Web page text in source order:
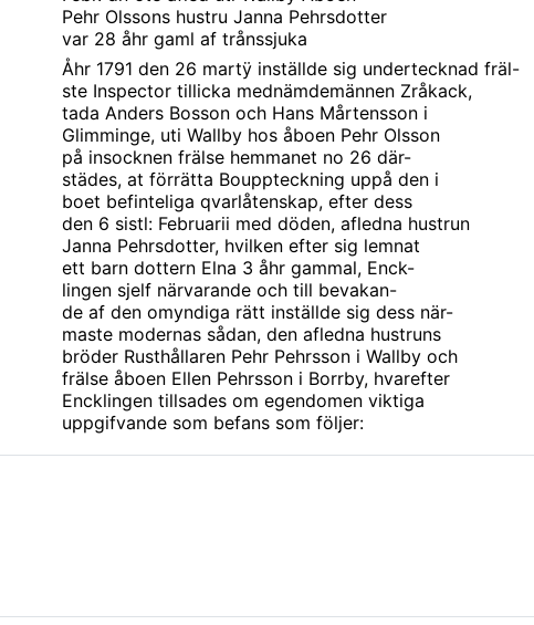
Pehr Olssons hustru Janna Pehrsdotter
var 28 åhr gaml af trånssjuka
Åhr 1791 den 26 martÿ inställde sig undertecknad fräl-
ste Inspector tillicka mednämdemännen Zråkack,
tada Anders Bosson och Hans Mårtensson i
Glimminge, uti Wallby hos åboen Pehr Olsson
på insocknen frälse hemmanet no 26 där-
städes, at förrätta Bouppteckning uppå den i
boet befinteliga qvarlåtenskap, efter dess
den 6 sistl: Februarii med döden, afledna hustrun
Janna Pehrsdotter, hvilken efter sig lemnat
ett barn dottern Elna 3 åhr gammal, Enck-
lingen sjelf närvarande och till bevakan-
de af den omyndiga rätt inställde sig dess när-
maste modernas sådan, den afledna hustruns
bröder Rusthållaren Pehr Pehrsson i Wallby och
frälse åboen Ellen Pehrsson i Borrby, hvarefter
Encklingen tillsades om egendomen viktiga
uppgifvande som befans som följer: